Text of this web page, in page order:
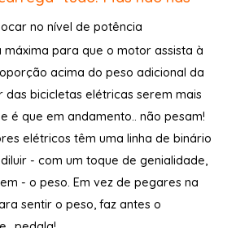
no nível de potência
para que o motor assista à
acima do peso adicional da
das bicicletas elétricas serem mais
é que em andamento.. não pesam!
elétricos têm uma linha de binário
- com um toque de genialidade,
- o peso. Em vez de pegares na
sentir o peso, faz antes o